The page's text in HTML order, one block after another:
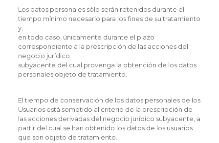
Los datos personales sólo serán retenidos durante el
tiempo mínimo necesario para los fines de su tratamiento
y,
en todo caso, únicamente durante el plazo
correspondiente a la prescripción de las acciones del
negocio jurídico
subyacente del cual provenga la obtención de los datos
personales objeto de tratamiento.
El tiempo de conservación de los datos personales de los
Usuarios está sometido al criterio de la prescripción de
las acciones derivadas del negocio jurídico subyacente, a
partir del cual se han obtenido los datos de los usuarios
que son objeto de tratamiento.